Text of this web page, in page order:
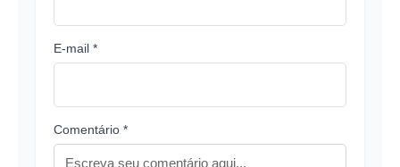
E-mail *
Comentário *